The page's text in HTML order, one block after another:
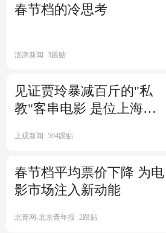
春节国内国外游超2019年同期
上游新闻 4跟贴
春节档的冷思考
澎湃新闻 3跟贴
见证贾玲暴减百斤的"私
教"客串电影 是位上海高
上观新闻 594跟贴
春节档平均票价下降 为电
影市场注入新动能
北青网-北京青年报 2跟贴